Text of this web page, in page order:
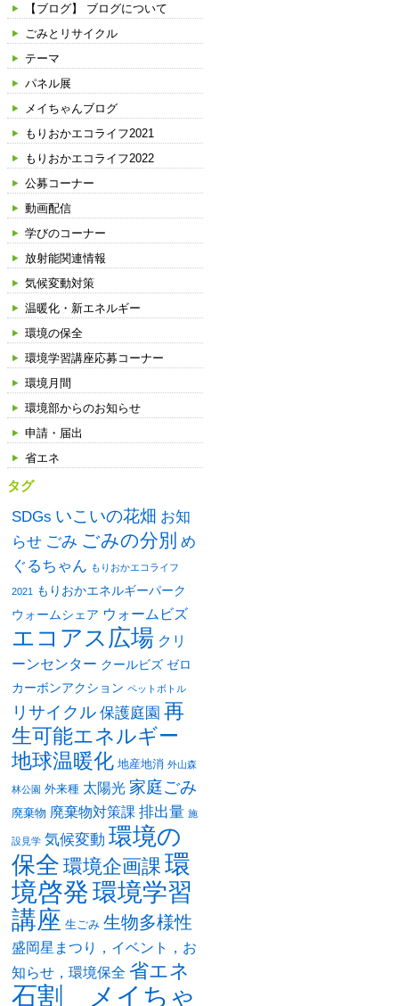
【ブログ】 ブログについて
ごみとリサイクル
テーマ
パネル展
メイちゃんブログ
もりおかエコライフ2021
もりおかエコライフ2022
公募コーナー
動画配信
学びのコーナー
放射能関連情報
気候変動対策
温暖化・新エネルギー
環境の保全
環境学習講座応募コーナー
環境月間
環境部からのお知らせ
申請・届出
省エネ
タグ
SDGs いこいの花畑 お知
らせ ごみ ごみの分別 め
ぐるちゃん もりおかエコライフ
2021
もりおかエネルギーパーク
ウォームシェア ウォームビズ
エコアス広場 クリ
ーンセンター クールビズ ゼロ
カーボンアクション ペットボトル
リサイクル 保護庭園 再
生可能エネルギー
地球温暖化 地産地消 外山森
林公園 外来種 太陽光 家庭ごみ
廃棄物 廃棄物対策課 排出量 施
設見学 気候変動 環境の
保全 環境企画課 環
境啓発環境学習
講座 生ごみ 生物多様性
盛岡星まつり，イベント，お
知らせ，環境保全 省エネ
石割 メイちゃ